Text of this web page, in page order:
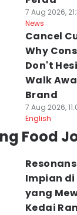
7 Aug 2026,
News
Cancel
Why
Don't
Walk
Brand
7 Aug 2026,
English
Food
Impian
yang
Kedai